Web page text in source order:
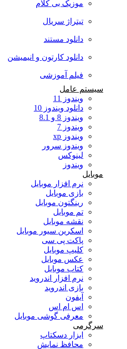
موزیک بی کلام
تیتراژ سریال
دانلود مستند
دانلود کارتون و انیمیشن
فیلم آموزشی
سیستم عامل
ویندوز 11
دانلود ویندوز 10
ویندوز 8 و 8.1
ویندوز 7
ویندوز xp
ویندوز سرور
لینوکس
ویندوز
موبایل
نرم افزار موبایل
بازی موبایل
رینگتون موبایل
تم موبایل
نقشه موبایل
اسکرین سیور موبایل
پاکت پی سی
کلیپ موبایل
عکس موبایل
کتاب موبایل
نرم افزار اندروید
بازی اندروید
آیفون
اس ام اس
معرفی گوشی موبایل
سرگرمی
ابزار دسکتاپ
محافظ نمایش